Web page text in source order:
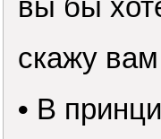
вы бы
скажу
• В